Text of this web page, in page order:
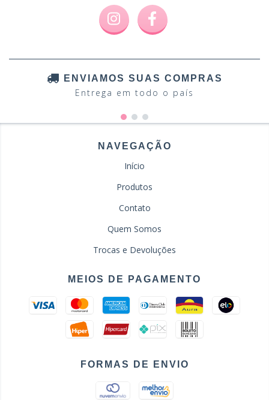
ENVIAMOS SUAS COMPRAS
Entrega em todo o país
NAVEGAÇÃO
Início
Produtos
Contato
Quem Somos
Trocas e Devoluções
MEIOS DE PAGAMENTO
FORMAS DE ENVIO